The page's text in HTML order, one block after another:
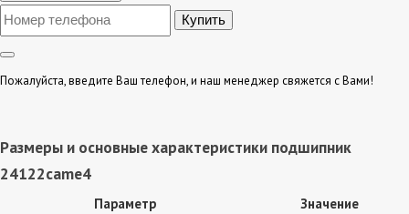
Пожалуйста, введите Ваш телефон, и наш менеджер свяжется с Вами!
Размеры и основные характеристики подшипник
24122came4
Параметр
Значение